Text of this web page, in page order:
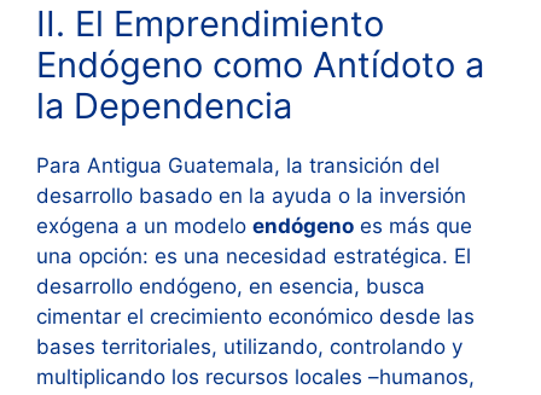
II. El Emprendimiento
Endógeno como Antídoto a
la Dependencia
Para Antigua Guatemala, la transición del
desarrollo basado en la ayuda o la inversión
exógena a un modelo endógeno es más que
una opción: es una necesidad estratégica. El
desarrollo endógeno, en esencia, busca
cimentar el crecimiento económico desde las
bases territoriales, utilizando, controlando y
multiplicando los recursos locales –humanos,